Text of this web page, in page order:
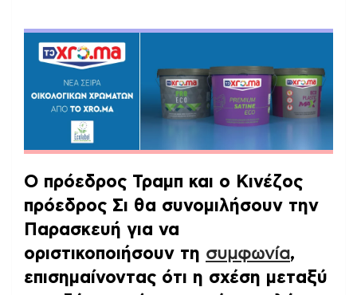
Ο πρόεδρος Τραμπ και ο Κινέζος
πρόεδρος Σι θα συνομιλήσουν την
Παρασκευή για να
οριστικοποιήσουν τη συμφωνία,
επισημαίνοντας ότι η σχέση μεταξύ